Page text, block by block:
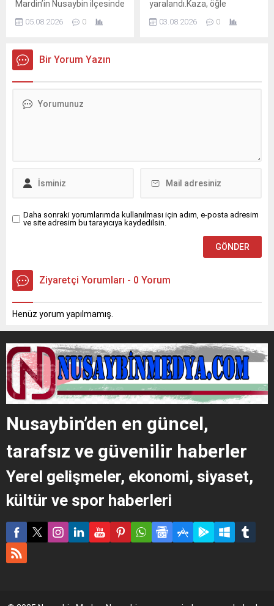
yardıma koştu. Durumu fark
eden aile üyeleri, aynı evde...
Mardin’in Nusaybin ilçesinde
çıkan kuru ot yangınında
gördü. Yangın, sabah
saatlerinde Nusaybin
sulama kanalı çevresinde
ekipleri, yangını çevreye
05.08.2026 0
yaralandı.Kaza, öğle
ilçesine bağlı kırsal Girmeli
mahsur kalan...
03.08.2026 0
Bir Yorum Yazın
Daha sonraki yorumlarımda kullanılması için adım, e-posta adresim
ve site adresim bu tarayıcıya kaydedilsin.
Ziyaretçi Yorumları - 0 Yorum
Henüz yorum yapılmamış.
Nusaybin’den en güncel,
tarafsız ve güvenilir haberler
Yerel gelişmeler, ekonomi, siyaset,
kültür ve spor haberleri